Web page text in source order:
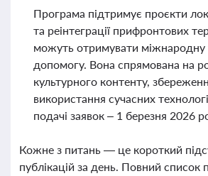
Програма підтримує проєкти
та реінтеграції прифронтових
можуть отримувати міжнародну
допомогу. Вона спрямована на
культурного контенту,
використання сучасних
подачі заявок – 1 березня 2026
Кожне з питань — це короткий
публікацій за день. Повний